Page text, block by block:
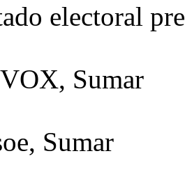
electoral
Sumar
Sumar